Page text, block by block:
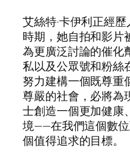
艾絲特·卡伊利正經
時期，她自拍和影片
為更廣泛討論的催化
私以及公眾號和粉絲
努力建構一個既尊重
尊嚴的社會，必將為
士創造一個更加健康
境——在我們這個數
個值得追求的目標。